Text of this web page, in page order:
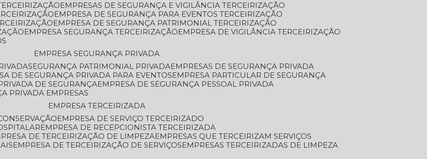
EMPRESAS DE SEGURANÇA E VIGILÂNCIA TERCEIRIZAÇÃO
EMPRESA DE SEGURANÇA PARA EVENTOS TERCEIRIZAÇÃO
EMPRESA DE SEGURANÇA PATRIMONIAL TERCEIRIZAÇÃO
EMPRESA SEGURANÇA TERCEIRIZAÇÃO
EMPRESA DE VIGILÂNCIA TERCEIRIZAÇÃO
EMPRESA SEGURANÇA PRIVADA
SEGURANÇA PATRIMONIAL PRIVADA
EMPRESAS DE SEGURANÇA PRIVADA
DE SEGURANÇA PRIVADA PARA EVENTOS
EMPRESA PARTICULAR DE SEGURANÇA
PRIVADA DE SEGURANÇA
EMPRESA DE SEGURANÇA PESSOAL PRIVADA
PRIVADA EMPRESAS
EMPRESA TERCEIRIZADA
EMPRESA DE SERVIÇO TERCEIRIZADO
EMPRESA DE RECEPCIONISTA TERCEIRIZADA
DE TERCEIRIZAÇÃO DE LIMPEZA
EMPRESAS QUE TERCEIRIZAM SERVIÇOS
EMPRESA DE TERCEIRIZAÇÃO DE SERVIÇOS
EMPRESAS TERCEIRIZADAS DE LIMPEZA